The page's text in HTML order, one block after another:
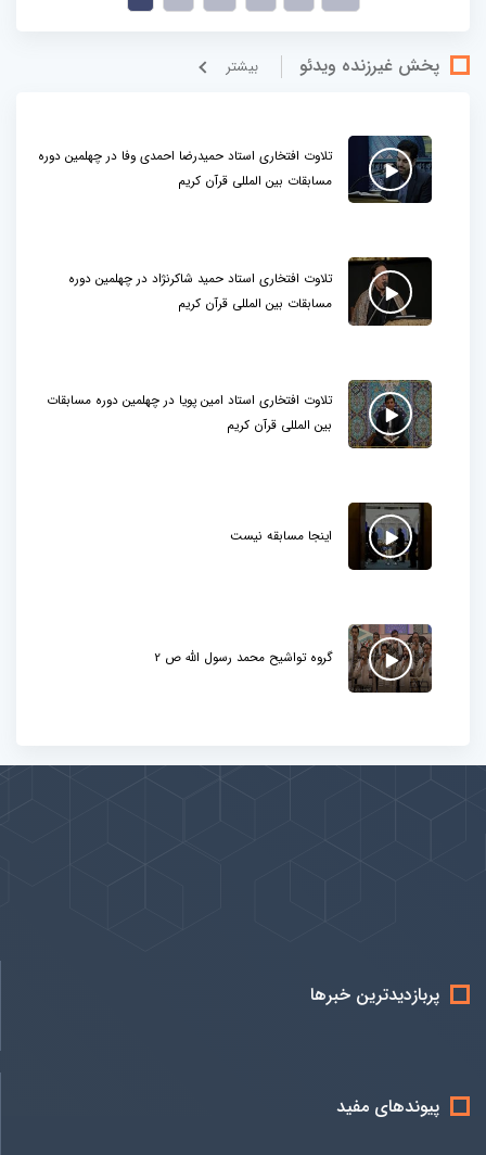
پخش غيرزنده ویدئو بيشتر
تلاوت افتخاری استاد حمیدرضا احمدی وفا در چهلمین دوره
مسابقات بین المللی قرآن کریم
تلاوت افتخاری استاد حمید شاکرنژاد در چهلمین دوره
مسابقات بین المللی قرآن کریم
تلاوت افتخاری استاد امین پویا در چهلمین دوره مسابقات
بین المللی قرآن کریم
اینجا مسابقه نیست
گروه تواشیح محمد رسول الله ص 2
پربازدیدترین خبرها
پیوندهای مفید